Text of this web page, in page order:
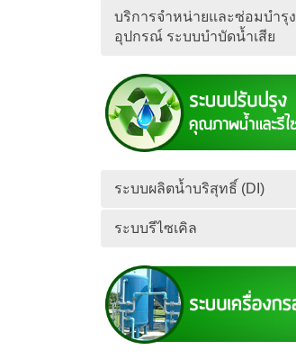
บริการจำหน่ายและซ่อมบำรุง
อุปกรณ์ ระบบบำบัดน้ำเสีย
ระบบผลิตน้ำบริสุทธิ์ (DI)
ระบบรีไซเคิล